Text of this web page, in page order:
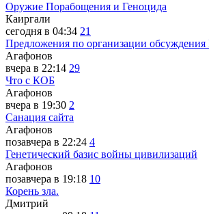
Оружие Порабощения и Геноцида
Каиргали
сегодня в 04:34 21
Предложения по организации
Агафонов
вчера в 22:14 29
Что с КОБ
Агафонов
вчера в 19:30 2
Санация сайта
Агафонов
позавчера в 22:24 4
Генетический базис войны цивилизаций
Агафонов
позавчера в 19:18 10
Корень зла.
Дмитрий